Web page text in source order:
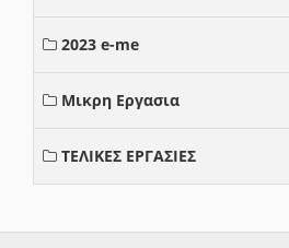
2023 e-me
Μικρη Εργασια
ΤΕΛΙΚΕΣ ΕΡΓΑΣΙΕΣ